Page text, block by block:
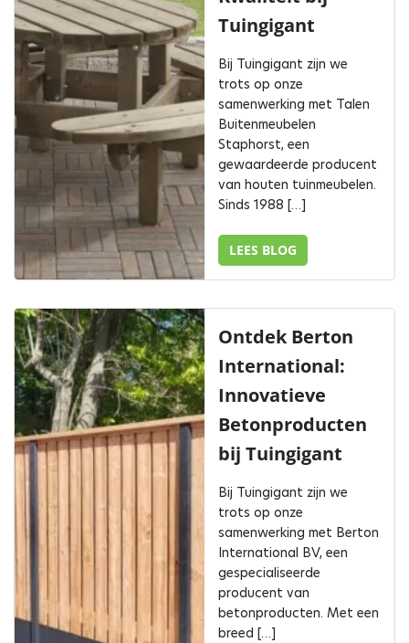
Tuingigant
Bij Tuingigant zijn we
trots op onze
samenwerking met Talen
Buitenmeubelen
Staphorst, een
gewaardeerde producent
van houten tuinmeubelen.
Sinds 1988 […]
LEES BLOG
Ontdek Berton
International:
Innovatieve
Betonproducten
bij Tuingigant
Bij Tuingigant zijn we
trots op onze
samenwerking met Berton
International BV, een
gespecialiseerde
producent van
betonproducten. Met een
breed […]